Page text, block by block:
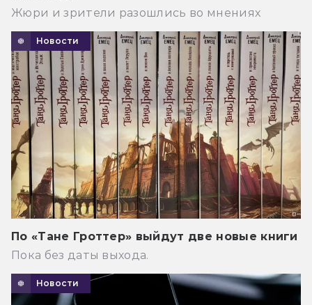
Жюри и зрители разошлись во мнениях
Новости
По «Тане Гроттер» выйдут две новые книги
Пока без даты выхода.
Новости